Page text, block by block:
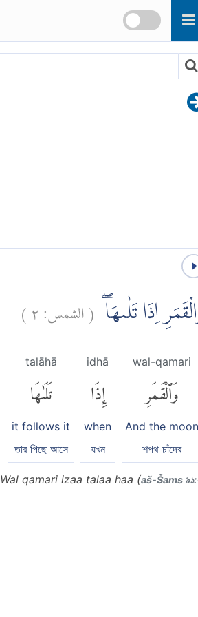
اِذَا تَلٰىهَاۖ (الشمس:٢)
wal-qamari
وَٱلْقَمَرِ
And the moon
শপথ চাঁদের
idhā
إِذَا
when
যখন
talāhā
تَلَىٰهَا
it follows it
তার পিছে আসে
Wal qamari izaa talaa haa (aš-Šams